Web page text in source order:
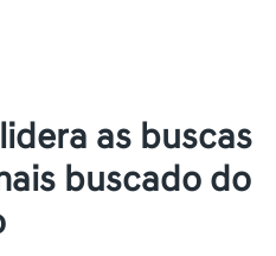
as buscas
buscado do